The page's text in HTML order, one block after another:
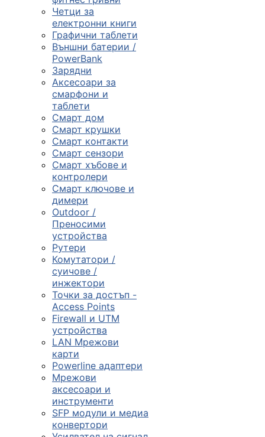
Четци за
електронни книги
Графични таблети
Външни батерии /
PowerBank
Зарядни
Аксесоари за
смарфони и
таблети
Смарт дом
Смарт крушки
Смарт контакти
Смарт сензори
Смарт хъбове и
контролери
Смарт ключове и
димери
Outdoor /
Преносими
устройства
Рутери
Комутатори /
суичове /
инжектори
Точки за достъп -
Access Points
Firewall и UTM
устройства
LAN Мрежови
карти
Powerline адаптери
Мрежови
аксесоари и
инструменти
SFP модули и медиа
конвертори